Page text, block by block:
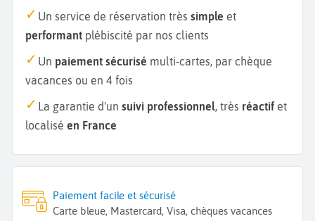
Un service de réservation très simple et
performant plébiscité par nos clients
Un paiement sécurisé multi-cartes, par chèque
vacances ou en 4 fois
La garantie d'un suivi professionnel, très réactif et
localisé en France
Paiement facile et sécurisé
Carte bleue, Mastercard, Visa, chèques vacances